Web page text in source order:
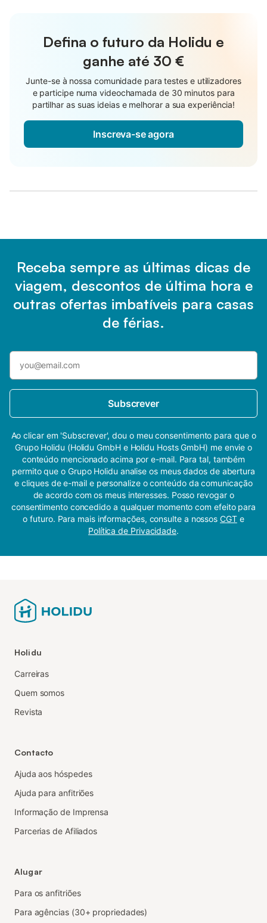
Defina o futuro da Holidu e
ganhe até 30 €
Junte-se à nossa comunidade para testes e utilizadores
e participe numa videochamada de 30 minutos para
partilhar as suas ideias e melhorar a sua experiência!
Inscreva-se agora
Receba sempre as últimas dicas de
viagem, descontos de última hora e
outras ofertas imbatíveis para casas
de férias.
Subscrever
Ao clicar em 'Subscrever', dou o meu consentimento para que o
Grupo Holidu (Holidu GmbH e Holidu Hosts GmbH) me envie o
conteúdo mencionado acima por e-mail. Para tal, também
permito que o Grupo Holidu analise os meus dados de abertura
e cliques de e-mail e personalize o conteúdo da comunicação
de acordo com os meus interesses. Posso revogar o
consentimento concedido a qualquer momento com efeito para
o futuro. Para mais informações, consulte a nossosCGTe
Política de Privacidade.
Holidu
Carreiras
Quem somos
Revista
Contacto
Ajuda aos hóspedes
Ajuda para anfitriões
Informação de Imprensa
Parcerias de Afiliados
Alugar
Para os anfitriões
Para agências (30+ propriedades)